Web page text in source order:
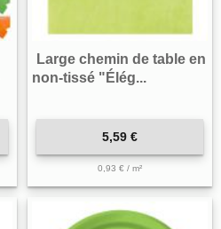
Large chemin de table en
non-tissé "Élég...
5,59 €
0,93 € / m²